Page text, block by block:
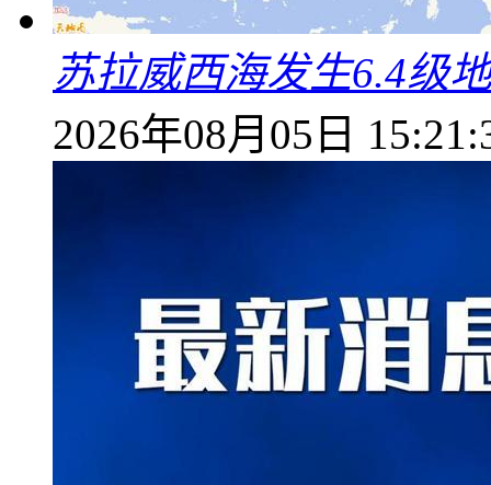
苏拉威西海发生6.4级
2026年08月05日